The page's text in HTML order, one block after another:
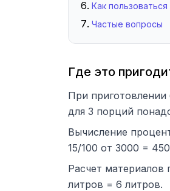
Как
Частые вопросы
Где это
При
для 3 порций
Вычисление
15/100 от 3000 =
Расчет материалов
литров = 6 литров.